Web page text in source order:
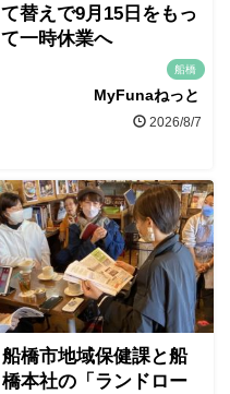
て替えで9月15日をもっ
て一時休業へ
船橋
MyFunaねっと
2026/8/7
船橋市地域保健課と船
橋本社の「ランドロー